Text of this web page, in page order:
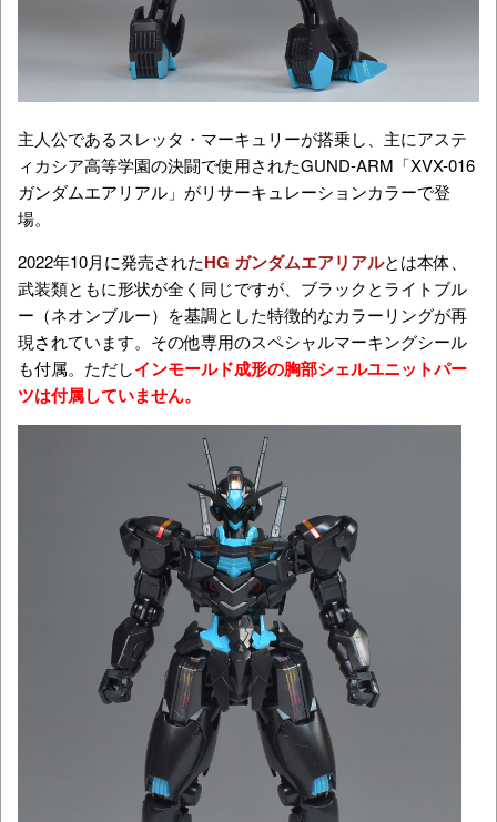
主人公であるスレッタ・マーキュリーが搭乗し、主にアステ
ィカシア高等学園の決闘で使用されたGUND-ARM 「XVX-016
ガンダムエアリアル」がリサーキュレーションカラーで登
場。
2022年10月に発売されたHG ガンダムエアリアルとは本体、
武装類ともに形状が全く同じですが、ブラックとライトブル
ー（ネオンブルー）を基調とした特徴的なカラーリングが再
現されています。その他専用のスペシャルマーキングシール
も付属。ただしインモールド成形の胸部シェルユニットパー
ツは付属していません。